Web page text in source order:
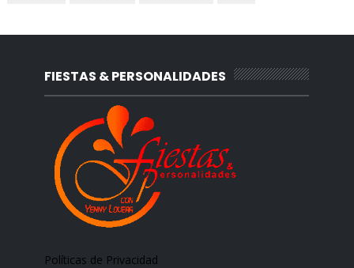
FIESTAS & PERSONALIDADES
Políticas de Privacidad